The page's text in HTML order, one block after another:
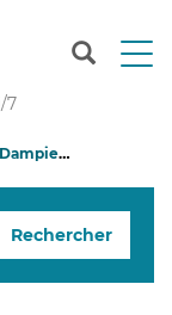
T
n
g
7
Dampierre-le-Château
Rechercher